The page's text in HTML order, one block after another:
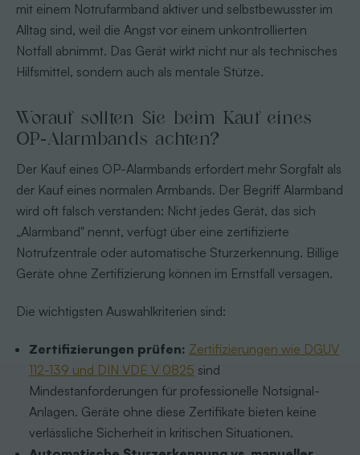
mit einem Notrufarmband aktiver und selbstbewusster im
Alltag sind, weil die Angst vor einem unkontrollierten
Notfall abnimmt. Das Gerät wirkt nicht nur als technisches
Hilfsmittel, sondern auch als mentale Stütze.
Worauf sollten Sie beim Kauf eines
OP-Alarmbands achten?
Der Kauf eines OP-Alarmbands erfordert mehr Sorgfalt als
der Kauf eines normalen Armbands. Der Begriff Alarmband
wird oft falsch verstanden: Nicht jedes Gerät, das sich
„Alarmband" nennt, verfügt über eine zertifizierte
Notrufzentrale oder automatische Sturzerkennung. Billige
Geräte ohne Zertifizierung können im Ernstfall versagen.
Die wichtigsten Auswahlkriterien sind:
Zertifizierungen prüfen: Zertifizierungen wie DGUV
112-139 und DIN VDE V 0825 sind
Mindestanforderungen für professionelle Notsignal-
Anlagen. Geräte ohne diese Zertifikate bieten keine
verlässliche Sicherheit in kritischen Situationen.